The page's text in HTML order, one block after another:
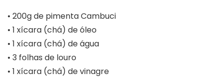
• 200g de pimenta Cambuci
• 1 xícara (chá) de óleo
• 1 xícara (chá) de água
• 3 folhas de louro
• 1 xícara (chá) de vinagre